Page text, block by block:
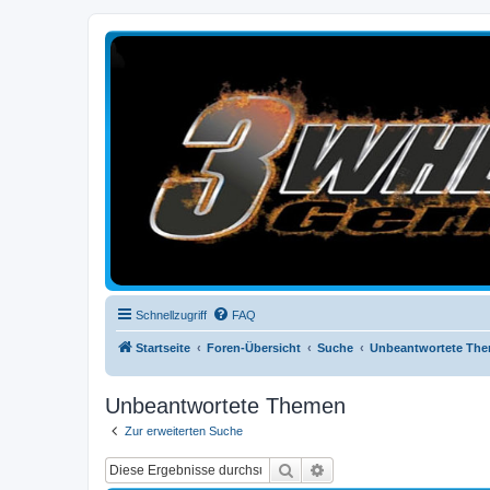
Honda, Yamaha, Kawasaki Trike
Schnellzugriff FAQ
Startseite Foren-Übersicht Suche Unbeantwortete
Unbeantwortete Themen
Zur erweiterten Suche
Suche